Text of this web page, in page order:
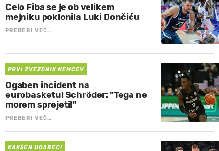
Celo Fiba se je ob velikem
mejniku poklonila Luki Dončiću
PREBERI VEČ…
PRVI ZVEZDNIK NEMCEV
Ogaben incident na
eurobasketu! Schröder: "Tega ne
morem sprejeti!"
PREBERI VEČ…
KAKŠEN UDAREC!